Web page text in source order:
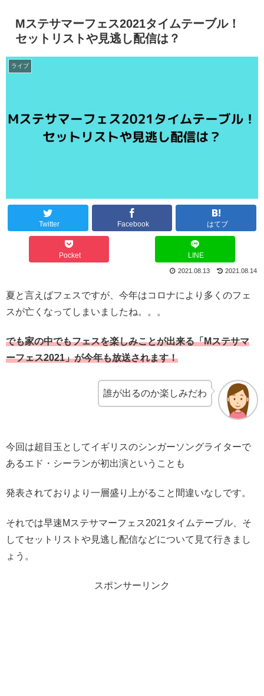
Mステサマーフェス2021タイムテーブル！
セットリストや見逃し配信は？
ライブ
Twitter Facebook はてブ
Pocket LINE
2021.08.14
2021.08.13
夏と言えばフェスですが、今年はコロナにより多くのフェ
スが亡くなってしまいましたね。。。
でも家の中でもフェスを楽しみことが出来る「Mステサマ
ーフェス2021」が今年も放送されます！
誰が出るのか楽しみだわ
今回は超目玉としてイギリスのシンガーソングライターで
あるエド・シーランが初出演ということも
発表されておりより一層盛り上がること間違いなしです。
それでは早速Mステサマーフェス2021タイムテーブル、そ
してセットリストや見逃し配信などについて見て行きまし
ょう。
スポンサーリンク